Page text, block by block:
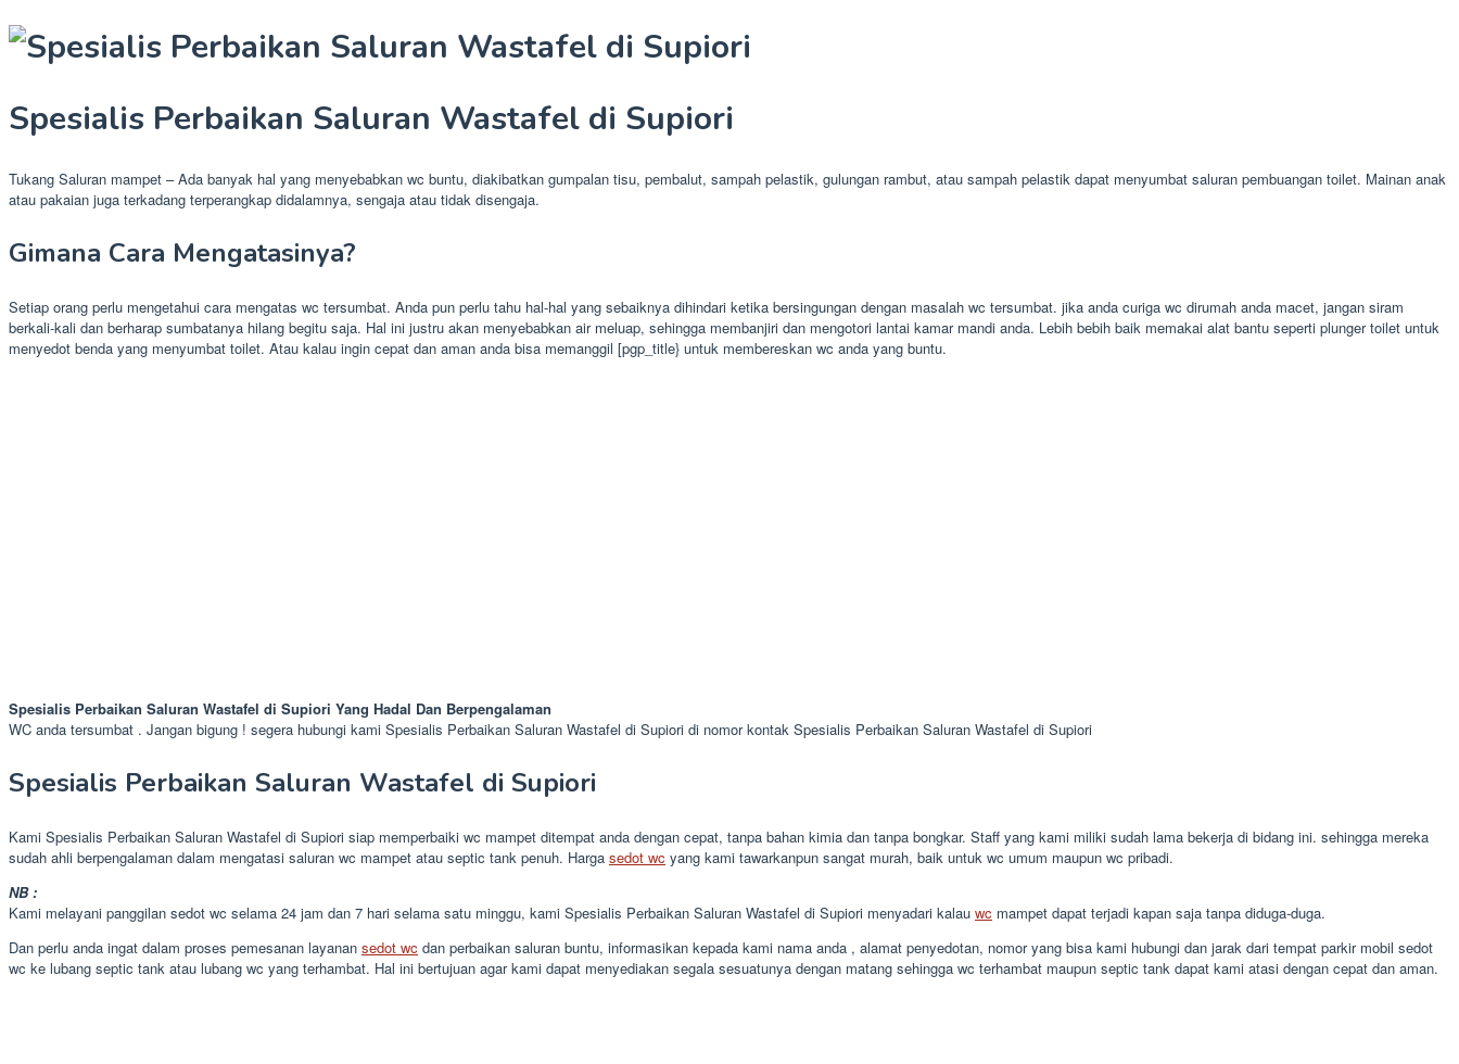
Spesialis Perbaikan Saluran Wastafel di Supiori
Tukang Saluran mampet – Ada banyak hal yang menyebabkan wc buntu, diakibatkan gumpalan tisu, pembalut, sampah pelastik, gulungan rambut, atau sampah pelastik dapat menyumbat saluran pembuangan toilet. Mainan anak
atau pakaian juga terkadang terperangkap didalamnya, sengaja atau tidak disengaja.
Gimana Cara Mengatasinya?
Setiap orang perlu mengetahui cara mengatas wc tersumbat. Anda pun perlu tahu hal-hal yang sebaiknya dihindari ketika bersingungan dengan masalah wc tersumbat. jika anda curiga wc dirumah anda macet, jangan siram
berkali-kali dan berharap sumbatanya hilang begitu saja. Hal ini justru akan menyebabkan air meluap, sehingga membanjiri dan mengotori lantai kamar mandi anda. Lebih bebih baik memakai alat bantu seperti plunger toilet untuk
menyedot benda yang menyumbat toilet. Atau kalau ingin cepat dan aman anda bisa memanggil [pgp_title} untuk membereskan wc anda yang buntu.
Spesialis Perbaikan Saluran Wastafel di Supiori Yang Hadal Dan Berpengalaman
WC anda tersumbat . Jangan bigung ! segera hubungi kami Spesialis Perbaikan Saluran Wastafel di Supiori di nomor kontak Spesialis Perbaikan Saluran Wastafel di Supiori
Spesialis Perbaikan Saluran Wastafel di Supiori
Kami Spesialis Perbaikan Saluran Wastafel di Supiori siap memperbaiki wc mampet ditempat anda dengan cepat, tanpa bahan kimia dan tanpa bongkar. Staff yang kami miliki sudah lama bekerja di bidang ini. sehingga mereka
sudah ahli berpengalaman dalam mengatasi saluran wc mampet atau septic tank penuh. Harga sedot wc yang kami tawarkanpun sangat murah, baik untuk wc umum maupun wc pribadi.
NB :
Kami melayani panggilan sedot wc selama 24 jam dan 7 hari selama satu minggu, kami Spesialis Perbaikan Saluran Wastafel di Supiori menyadari kalau wc mampet dapat terjadi kapan saja tanpa diduga-duga.
Dan perlu anda ingat dalam proses pemesanan layanan sedot wc dan perbaikan saluran buntu, informasikan kepada kami nama anda , alamat penyedotan, nomor yang bisa kami hubungi dan jarak dari tempat parkir mobil sedot
wc ke lubang septic tank atau lubang wc yang terhambat. Hal ini bertujuan agar kami dapat menyediakan segala sesuatunya dengan matang sehingga wc terhambat maupun septic tank dapat kami atasi dengan cepat dan aman.